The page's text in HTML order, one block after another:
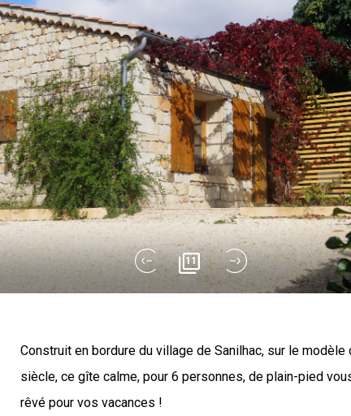
11
Construit en bordure du village de Sanilhac, sur le
siècle, ce gîte calme, pour 6 personnes, de plain-pied
rêvé pour vos vacances !